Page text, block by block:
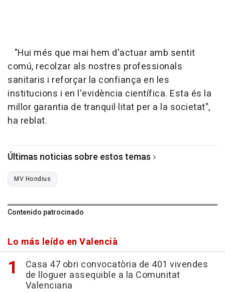
"Hui més que mai hem d'actuar amb sentit
comú, recolzar als nostres professionals
sanitaris i reforçar la confiança en les
institucions i en l'evidència científica. Esta és la
millor garantia de tranquil·litat per a la societat",
ha reblat.
Últimas noticias sobre estos temas
MV Hondius
Contenido patrocinado
Lo más leído en Valencià
Casa 47 obri convocatòria de 401 vivendes
de lloguer assequible a la Comunitat
Valenciana